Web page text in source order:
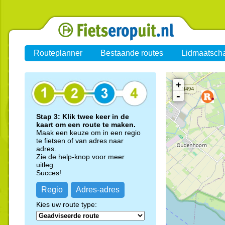
Routeplanner Bestaande routes
Stap 3: Klik twee keer in de
kaart om een route te maken.
Maak een keuze om in een regio
te fietsen of van adres naar
adres.
Zie de help-knop voor meer
uitleg.
Succes!
Regio Adres-adres
Kies uw route type:
+
-